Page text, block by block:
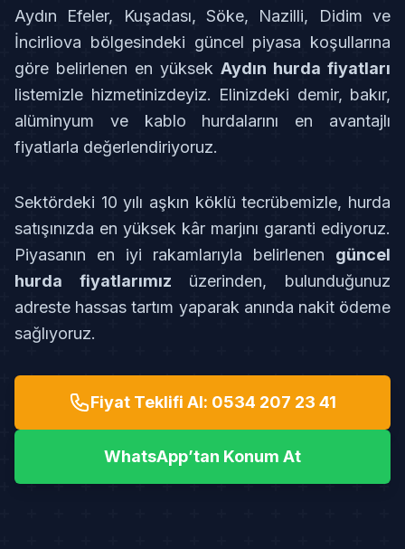
Aydın Efeler, Kuşadası, Söke, Nazilli, Didim ve
İncirliova bölgesindeki güncel piyasa koşullarına
göre belirlenen en yüksek Aydın hurda fiyatları
listemizle hizmetinizdeyiz. Elinizdeki demir, bakır,
alüminyum ve kablo hurdalarını en avantajlı
fiyatlarla değerlendiriyoruz.
Sektördeki 10 yılı aşkın köklü tecrübemizle, hurda
satışınızda en yüksek kâr marjını garanti ediyoruz.
Piyasanın en iyi rakamlarıyla belirlenen güncel
hurda fiyatlarımız üzerinden, bulunduğunuz
adreste hassas tartım yaparak anında nakit ödeme
sağlıyoruz.
Fiyat Teklifi Al: 0534 207 23 41
WhatsApp’tan Konum At